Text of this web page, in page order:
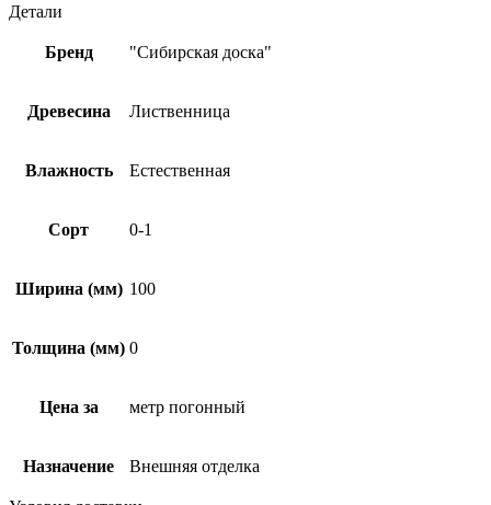
Детали
Бренд "Сибирская доска"
Древесина Лиственница
Влажность Естественная
Сорт 0-1
Ширина (мм) 100
Толщина (мм) 0
Цена за метр погонный
Назначение Внешняя отделка